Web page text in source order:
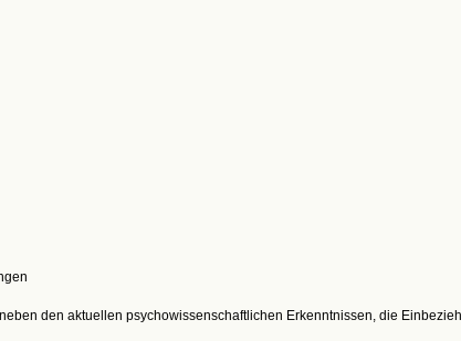
den aktuellen psychowissenschaftlichen Erkenntnissen, die